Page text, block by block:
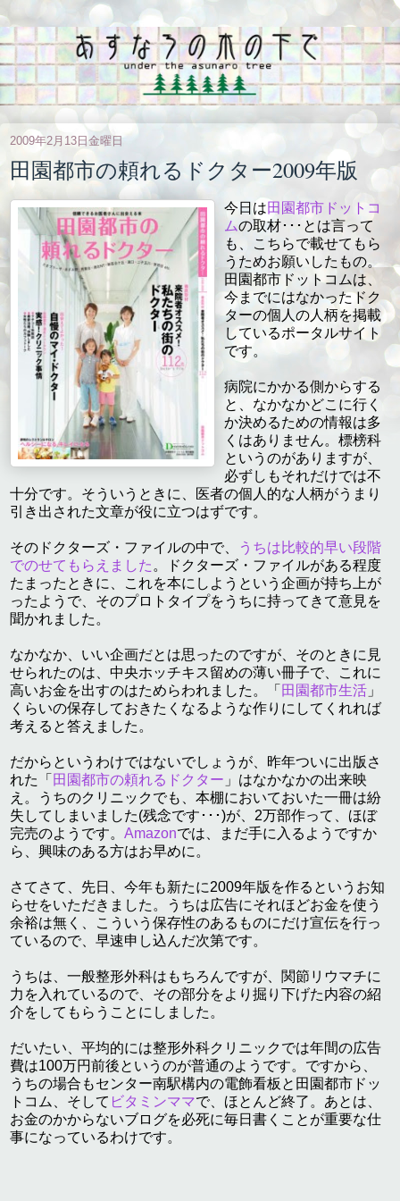
2009年2月13日金曜日
田園都市の頼れるドクター2009年版
今日は田園都市ドットコ
ムの取材･･･とは言って
も、こちらで載せてもら
うためお願いしたもの。
田園都市ドットコムは、
今までにはなかったドク
ターの個人の人柄を掲載
しているポータルサイト
です。
病院にかかる側からする
と、なかなかどこに行く
か決めるための情報は多
くはありません。標榜科
というのがありますが、
必ずしもそれだけでは不
十分です。そういうときに、医者の個人的な人柄がうまり
引き出された文章が役に立つはずです。
そのドクターズ・ファイルの中で、
うちは比較的早い段階
でのせてもらえました 。ドクターズ・ファイルがある程度
たまったときに、これを本にしようという企画が持ち上が
ったようで、そのプロトタイプをうちに持ってきて意見を
聞かれました。
なかなか、いい企画だとは思ったのですが、そのときに見
せられたのは、中央ホッチキス留めの薄い冊子で、これに
高いお金を出すのはためらわれました。「 田園都市生活 」
くらいの保存しておきたくなるような作りにしてくれれば
考えると答えました。
だからというわけではないでしょうが、昨年ついに出版さ
れた「 田園都市の頼れるドクター 」はなかなかの出来映
え。うちのクリニックでも、本棚においておいた一冊は紛
失してしまいました(残念です･･･)が、2万部作って、ほぼ
完売のようです。 Amazonでは、まだ手に入るようですか
ら、興味のある方はお早めに。
さてさて、先日、今年も新たに2009年版を作るというお知
らせをいただきました。うちは広告にそれほどお金を使う
余裕は無く、こういう保存性のあるものにだけ宣伝を行っ
ているので、早速申し込んだ次第です。
うちは、一般整形外科はもちろんですが、関節リウマチに
力を入れているので、その部分をより掘り下げた内容の紹
介をしてもらうことにしました。
だいたい、平均的には整形外科クリニックでは年間の広告
費は100万円前後というのが普通のようです。ですから、
うちの場合もセンター南駅構内の電飾看板と田園都市ドッ
トコム、そして ビタミンママで、ほとんど終了。あとは、
お金のかからないブログを必死に毎日書くことが重要な仕
事になっているわけです。